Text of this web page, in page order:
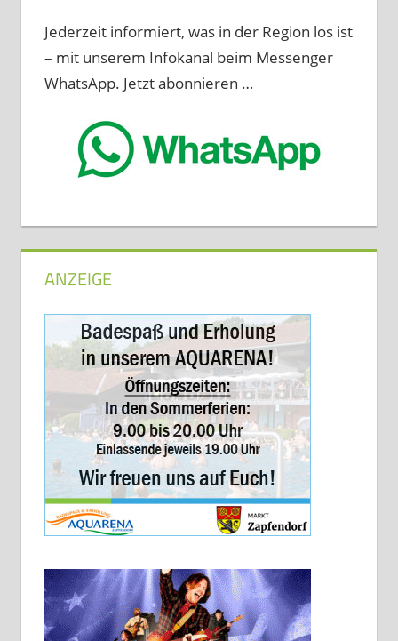
Jederzeit informiert, was in der Region los ist
– mit unserem Infokanal beim Messenger
WhatsApp. Jetzt abonnieren …
ANZEIGE